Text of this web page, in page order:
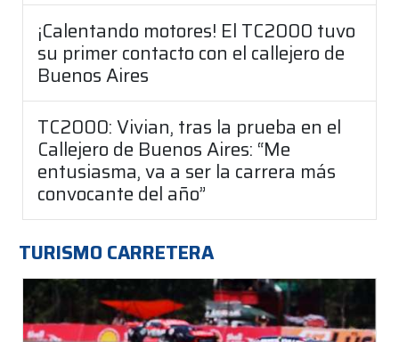
¡Calentando motores! El TC2000 tuvo
su primer contacto con el callejero de
Buenos Aires
TC2000: Vivian, tras la prueba en el
Callejero de Buenos Aires: “Me
entusiasma, va a ser la carrera más
convocante del año”
TURISMO CARRETERA